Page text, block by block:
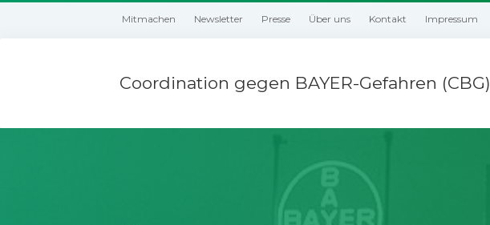
Mitmachen Newsletter Presse Über uns Kontakt Impressum
Coordination gegen BAYER-Gefahren (CBG)